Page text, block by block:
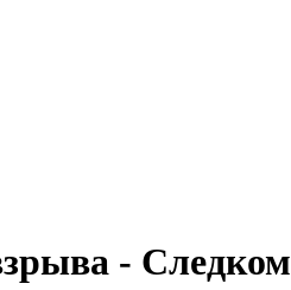
- Следком